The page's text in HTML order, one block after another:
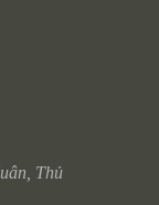
Thủ